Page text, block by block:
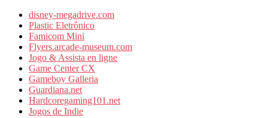
disney-megadrive.com
Plastic Eletrônico
Famicom Mini
Flyers.arcade-museum.com
Jogo & Assista en ligne
Game Center CX
Gameboy Galleria
Guardiana.net
Hardcoregaming101.net
Jogos de Indie